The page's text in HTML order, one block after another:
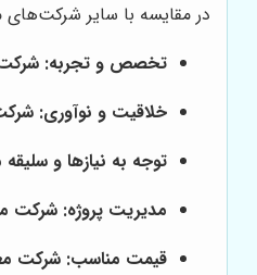
در مقایسه با سایر شرکت‌های
تخصص و تجربه: شرکت
خلاقیت و نوآوری:
توجه به نیازها و
مدیریت پروژه: شرکت
قیمت مناسب: شرکت